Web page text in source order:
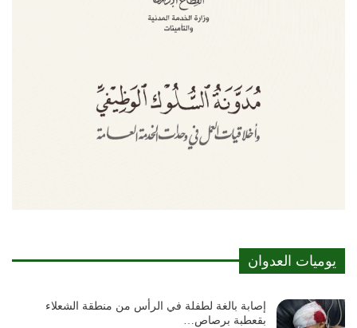
يوميات العدوان
إصابة بالغة لطفلة في الرأس من منطقة الشعلاء
بقعطبة برصاص…